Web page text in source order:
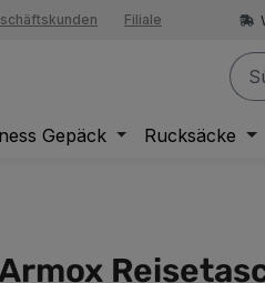
springen
Filiale
Gepäck Rucksäcke